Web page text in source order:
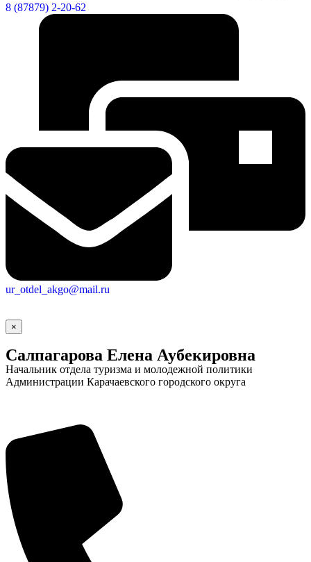
8 (87879) 2-20-62
ur_otdel_akgo@mail.ru
×
Салпагарова Елена Аубекировна
Начальник отдела туризма и молодежной политики
Администрации Карачаевского городского округа